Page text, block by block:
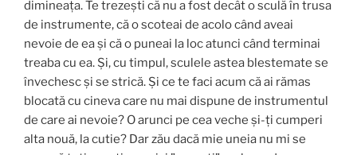
dimineaţa. Te trezeşti că nu a fost decât o sculă în trusa
de instrumente, că o scoteai de acolo când aveai
nevoie de ea şi că o puneai la loc atunci când terminai
treaba cu ea. Şi, cu timpul, sculele astea blestemate se
învechesc şi se strică. Şi ce te faci acum că ai rămas
blocată cu cineva care nu mai dispune de instrumentul
de care ai nevoie? O arunci pe cea veche şi-ţi cumperi
alta nouă, la cutie? Dar zău dacă mie uneia nu mi se